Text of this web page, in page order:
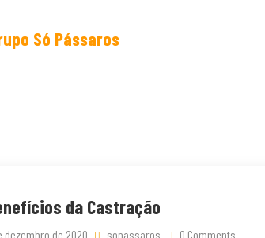
da Castração
dezembro de 2020 sopassaros
0 Comments